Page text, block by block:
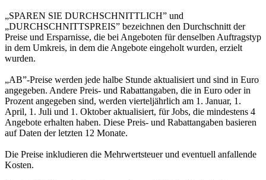
„SPAREN SIE DURCHSCHNITTLICH” und
„DURCHSCHNITTSPREIS” bezeichnen den Durchschnitt der
Preise und Ersparnisse, die bei Angeboten für denselben Auftragstyp
in dem Umkreis, in dem die Angebote eingeholt wurden, erzielt
wurden.
„AB”-Preise werden jede halbe Stunde aktualisiert und sind in Euro
angegeben. Andere Preis- und Rabattangaben, die in Euro oder in
Prozent angegeben sind, werden vierteljährlich am 1. Januar, 1.
April, 1. Juli und 1. Oktober aktualisiert, für Jobs, die mindestens 4
Angebote erhalten haben. Diese Preis- und Rabattangaben basieren
auf Daten der letzten 12 Monate.
Die Preise inkludieren die Mehrwertsteuer und eventuell anfallende
Kosten.